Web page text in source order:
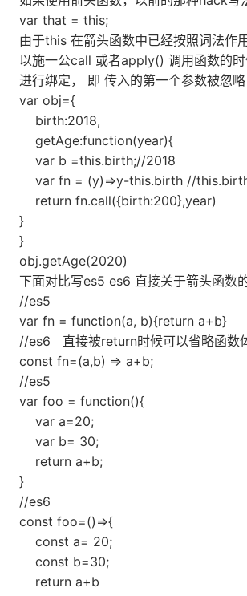
var that = this;
由于this 在箭头函数中已经按照词法作
以施一公call 或者apply() 调用函数的
进行绑定， 即 传入的第一个参数被忽略
var obj={
birth:2018,
getAge:function(year){
var b =this.birth;//2018
var fn = (y)=>y-this.birth //
return fn.call({birth:200},year)
}
}
obj.getAge(2020)
下面对比写es5 es6 直接关于箭头函数
//es5
var fn = function(a, b){return a+b}
//es6 直接被return时候可以省略函数
const fn=(a,b) => a+b;
//es5
var foo = function(){
var a=20;
var b= 30;
return a+b;
}
//es6
const foo=()=>{
const a= 20;
const b=30;
return a+b